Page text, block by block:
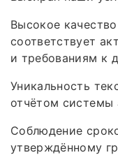
Высокое
соответствует
и требованиям к
Уникальность
отчётом системы
Соблюдение
утверждённому